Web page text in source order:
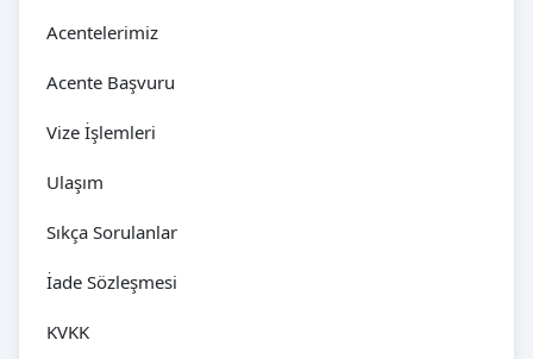
Acentelerimiz
Acente Başvuru
Vize İşlemleri
Ulaşım
Sıkça Sorulanlar
İade Sözleşmesi
KVKK